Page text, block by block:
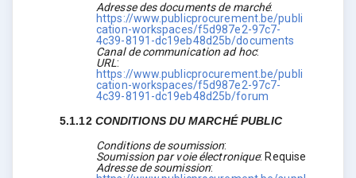
Adresse des documents de marché:
https://www.publicprocurement.be/publi
cation-workspaces/f5d987e2-97c7-
4c39-8191-dc19eb48d25b/documents
Canal de communication ad hoc:
URL:
https://www.publicprocurement.be/publi
cation-workspaces/f5d987e2-97c7-
4c39-8191-dc19eb48d25b/forum
5.1.12 CONDITIONS DU MARCHÉ PUBLIC
Conditions de soumission:
Soumission par voie électronique: Requise
Adresse de soumission: